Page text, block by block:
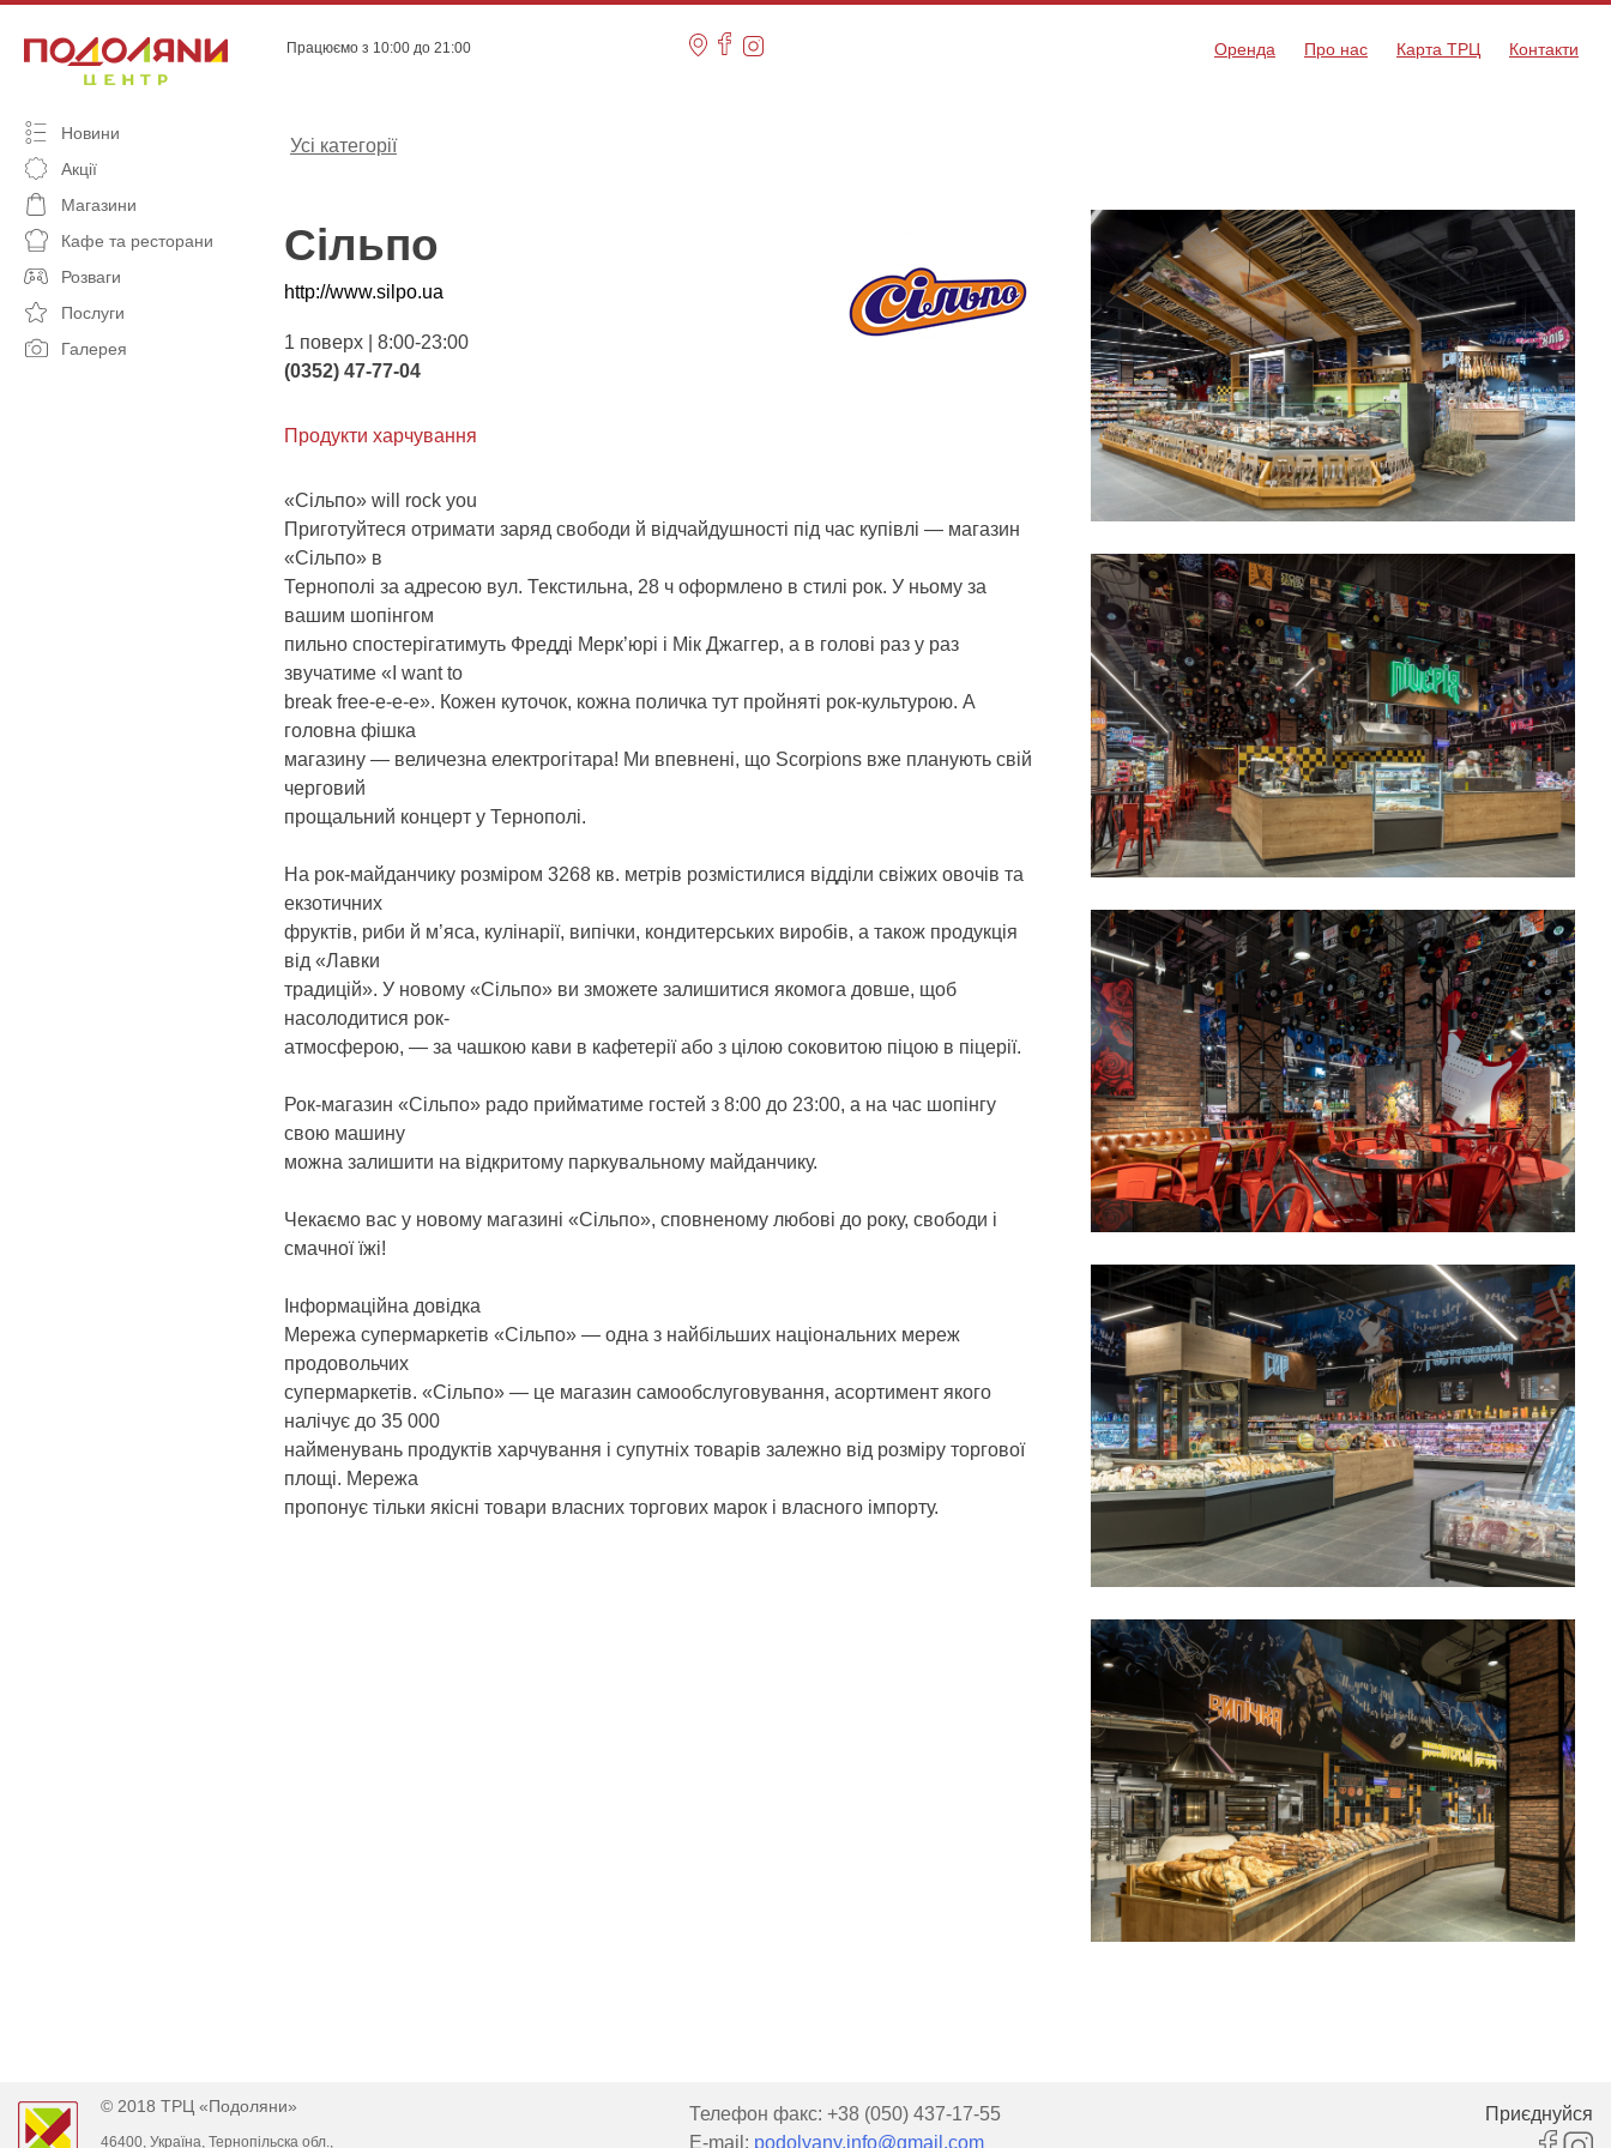
content
Працюємо з 10:00 до 21:00 Оренда Про нас Карта ТРЦ Контакти
Новини
Акції
Магазини
Кафе та ресторани
Розваги
Послуги
Галерея
Усі категорії
Сільпо
http://www.silpo.ua
1 поверх | 8:00-23:00
(0352) 47-77-04
Продукти харчування
«Сільпо» will rock you
Приготуйтеся отримати заряд свободи й відчайдушності під час купівлі — магазин
«Сільпо» в
Тернополі за адресою вул. Текстильна, 28 ч оформлено в стилі рок. У ньому за
вашим шопінгом
пильно спостерігатимуть Фредді Мерк’юрі і Мік Джаггер, а в голові раз у раз
звучатиме «I want to
break free-e-e-e». Кожен куточок, кожна поличка тут пройняті рок-культурою. А
головна фішка
магазину — величезна електрогітара! Ми впевнені, що Scorpions вже планують свій
черговий
прощальний концерт у Тернополі.
На рок-майданчику розміром 3268 кв. метрів розмістилися відділи свіжих овочів та
екзотичних
фруктів, риби й м’яса, кулінарії, випічки, кондитерських виробів, а також продукція
від «Лавки
традицій». У новому «Сільпо» ви зможете залишитися якомога довше, щоб
насолодитися рок-
атмосферою, — за чашкою кави в кафетерії або з цілою соковитою піцою в піцерії.
Рок-магазин «Сільпо» радо прийматиме гостей з 8:00 до 23:00, а на час шопінгу
свою машину
можна залишити на відкритому паркувальному майданчику.
Чекаємо вас у новому магазині «Сільпо», сповненому любові до року, свободи і
смачної їжі!
Інформаційна довідка
Мережа супермаркетів «Сільпо» — одна з найбільших національних мереж
продовольчих
супермаркетів. «Сільпо» — це магазин самообслуговування, асортимент якого
налічує до 35 000
найменувань продуктів харчування і супутніх товарів залежно від розміру торгової
площі. Мережа
пропонує тільки якісні товари власних торгових марок і власного імпорту.
© 2018 ТРЦ «Подоляни»
46400, Україна, Тернопільска обл.,
Телефон факс: +38 (050) 437-17-55
E-mail: podolyany.info@gmail.com
Приєднуйся